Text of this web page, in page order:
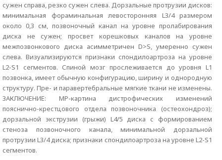
сужен справа, резко сужен слева. Дорзальные протрузии дисков:
минимальная фораминальная левосторонняя L3/4 размером
около 0,3 см, позвоночный канал на уровне пролабирования
диска не сужен; просвет корешковых каналов на уровне
межпозвонкового диска асимметричен D>S, умеренно сужен
слева. Визуализируются признаки спондилоартроза на уровне
L2-S1 сегментов. Спиной мозг прослеживается до уровня L1
позвонка, имеет обычную конфигурацию, ширину и однородную
структуру. Пре- и паравертебральные мягкие ткани не изменены.
ЗАКЛЮЧЕНИЕ: МР-картина дистрофических изменений
пояснично-крестцового отдела позвоночника (остеохондроз);
дорзальной экструзии (грыжи) L4/5 диска с формированием
стеноза позвоночного канала, минимальной дорзальной
протрузии L3/4 диска; признаки спондилоартроза на уровне L2-S1
сегментов.